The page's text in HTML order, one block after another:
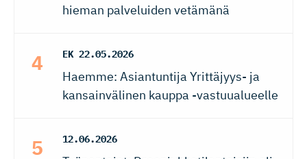
hieman palveluiden vetämänä
EK 22.05.2026
Haemme: Asiantuntija Yrittäjyys- ja
kansainvälinen kauppa -vastuualueelle
12.06.2026